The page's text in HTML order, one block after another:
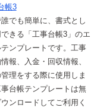
帳3
でも簡単に、書式とし
きる「工事台帳3」のエ
ンプレートです。工事
報、入金・回収情報、
理をする際に使用しま
台帳テンプレートは無
ンロードしてご利用く